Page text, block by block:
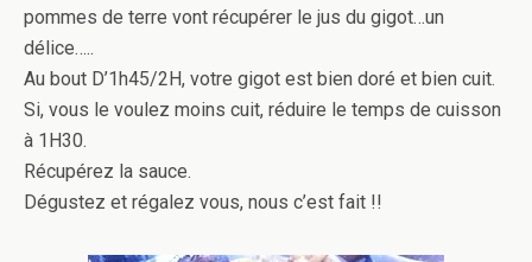
pommes de terre vont récupérer le jus du gigot…un
délice…..
Au bout D’1h45/2H, votre gigot est bien doré et bien cuit.
Si, vous le voulez moins cuit, réduire le temps de cuisson
à 1H30.
Récupérez la sauce.
Dégustez et régalez vous, nous c’est fait !!